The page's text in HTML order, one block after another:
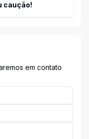
caução!
em contato